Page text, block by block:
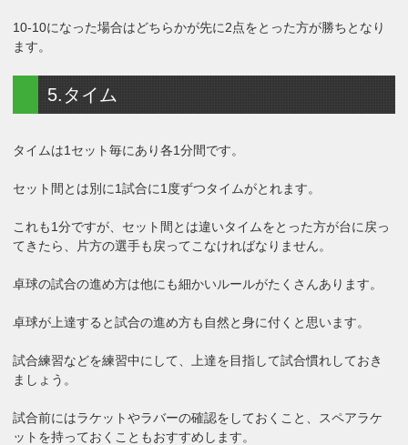
10-10になった場合はどちらかが先に2点をとった方が勝ちとなり
ます。
5.タイム
タイムは1セット毎にあり各1分間です。
セット間とは別に1試合に1度ずつタイムがとれます。
これも1分ですが、セット間とは違いタイムをとった方が台に戻っ
てきたら、片方の選手も戻ってこなければなりません。
卓球の試合の進め方は他にも細かいルールがたくさんあります。
卓球が上達すると試合の進め方も自然と身に付くと思います。
試合練習などを練習中にして、上達を目指して試合慣れしておき
ましょう。
試合前にはラケットやラバーの確認をしておくこと、スペアラケ
ットを持っておくこともおすすめします。